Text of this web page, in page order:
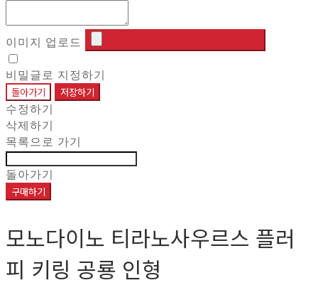
이미지 업로드
비밀글로 지정하기
돌아가기 저장하기
수정하기
삭제하기
목록으로 가기
돌아가기
구매하기
모노다이노 티라노사우르스 플러
피 키링 공룡 인형